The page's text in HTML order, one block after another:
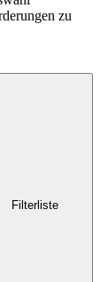
zu
Filterliste